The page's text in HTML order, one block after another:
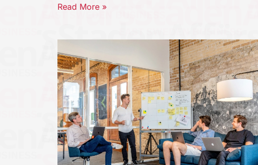
Read More »